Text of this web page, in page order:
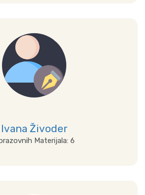
Prikaži sve
Ivana Živoder
Materijala: 6